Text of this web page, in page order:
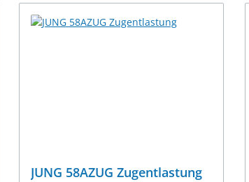
JUNG 58AZUG Zugentlastung